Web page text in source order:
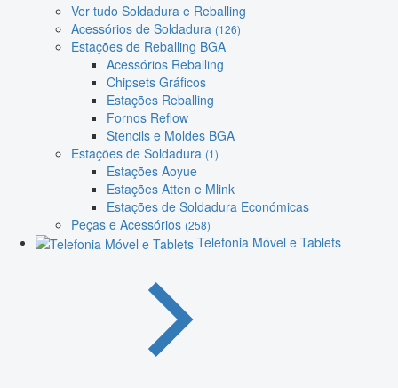
Ver tudo Soldadura e Reballing
Acessórios de Soldadura (126)
Estações de Reballing BGA
Acessórios Reballing
Chipsets Gráficos
Estações Reballing
Fornos Reflow
Stencils e Moldes BGA
Estações de Soldadura (1)
Estações Aoyue
Estações Atten e Mlink
Estações de Soldadura Económicas
Peças e Acessórios (258)
Telefonia Móvel e Tablets